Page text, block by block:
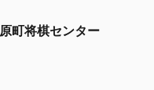
将棋センター